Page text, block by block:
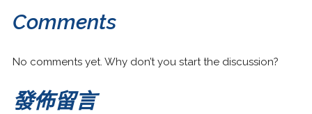
Comments
No comments yet. Why don’t you start the discussion?
發佈留言